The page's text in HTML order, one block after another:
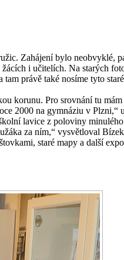
Zahájení bylo neobvyklé,
i učitelích. Na starých
právě také nosíme tyto
korunu. Pro srovnání tu
2000 na gymnáziu v Plzni,“
lavice z poloviny
za ním,“ vysvětloval
staré mapy a další